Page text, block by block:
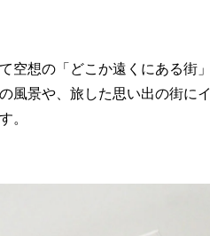
空想の「どこか遠くにある街
風景や、旅した思い出の街に
。